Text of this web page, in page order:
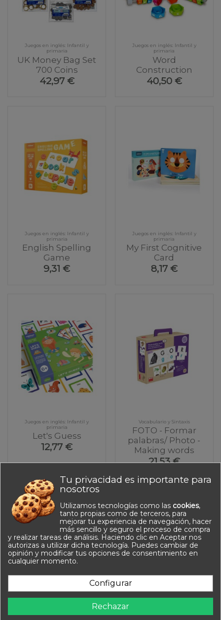
Juegos en inglés: Infantil y
primaria
UK Money Bag Set
700 Coins
42,97 €
Juegos en inglés: Infantil y
primaria
Word
Construction
40,50 €
Juegos en inglés: Infantil y
primaria
English Spelling
Game
9,31 €
Juegos en inglés: Infantil y
primaria
My First Cognitive
Card
8,17 €
Juegos en inglés: Infantil y
primaria
Let's Guess
12,77 €
Vocabulario y Sintaxis
FOTO - Formar
palabras/ Photo -
Making words
21,53 €
Juegos de idiomas
Juegos en inglés: Infantil y primaria
Información
Contacto
Síguenos
Tu privacidad es importante para
nosotros
Utilizamos tecnologías como las cookies,
tanto propias como de terceros, para
mejorar tu experiencia de navegación, hacer
más sencillo y seguro el proceso de compra
y realizar tareas de análisis. Haciendo clic en Aceptar nos
autorizas a utilizar dicha tecnología. Puedes cambiar de
opinión y modificar tus opciones de consentimiento en
cualquier momento.
Configurar
Rechazar